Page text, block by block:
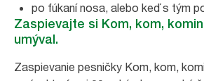
po fúkaní nosa, alebo keď s tým
Zaspievajte si Kom, kom,
umýval.
Zaspievanie pesničky Kom, kom,